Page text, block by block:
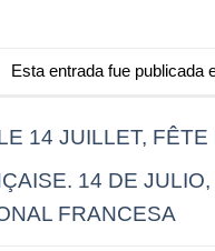
Esta entrada fue publicada
14 JUILLET, FÊTE
14 DE JULIO,
FRANCESA